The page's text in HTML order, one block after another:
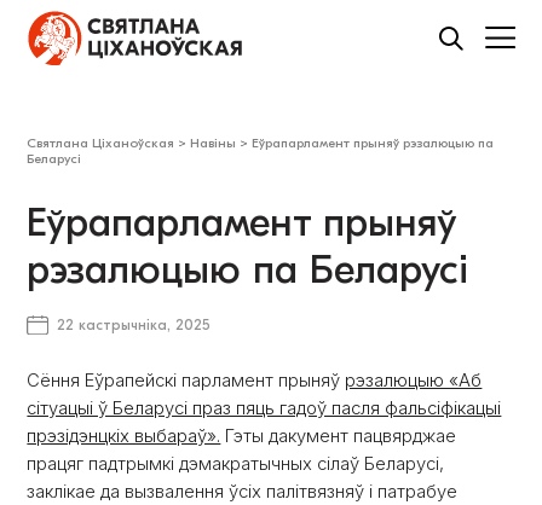
Святлана Ціханоўская > Навіны > Еўрапарламент прыняў рэзалюцыю па
Беларусі
Еўрапарламент прыняў
рэзалюцыю па Беларусі
22 кастрычніка, 2025
Сёння Еўрапейскі парламент прыняў рэзалюцыю «Аб
сітуацыі ў Беларусі праз пяць гадоў пасля фальсіфікацыі
прэзідэнцкіх выбараў». Гэты дакумент пацвярджае
працяг падтрымкі дэмакратычных сілаў Беларусі,
заклікае да вызвалення ўсіх палітвязняў і патрабуе